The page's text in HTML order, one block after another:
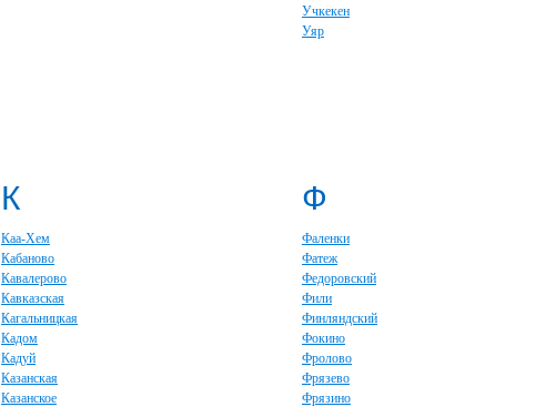
Учкекен
Уяр
К
Каа-Хем
Кабаново
Кавалерово
Кавказская
Кагальницкая
Кадом
Кадуй
Казанская
Казанское
Ф
Фаленки
Фатеж
Федоровский
Фили
Финляндский
Фокино
Фролово
Фрязево
Фрязино